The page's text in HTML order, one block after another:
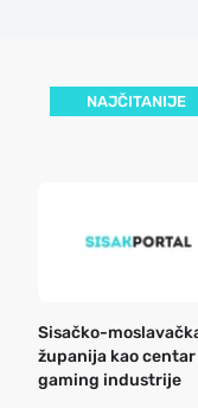
NAJČITANIJE
Sisačko-
županija kao centar
gaming industrije